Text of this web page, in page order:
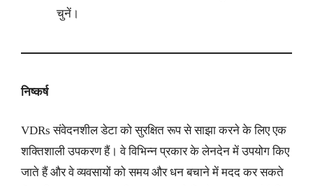
चुनें।
निष्कर्ष
VDRs संवेदनशील डेटा को सुरक्षित रूप से साझा करने के लिए एक
शक्तिशाली उपकरण हैं। वे विभिन्न प्रकार के लेनदेन में उपयोग किए
जाते हैं और वे व्यवसायों को समय और धन बचाने में मदद कर सकते